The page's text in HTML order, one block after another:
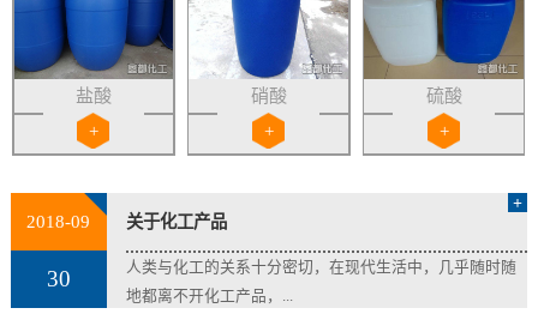
盐酸
+
硝酸
+
硫酸
+
2018-09
30
关于化工产品
+
人类与化工的关系十分密切，在现代生活中，几乎随时随
地都离不开化工产品，...